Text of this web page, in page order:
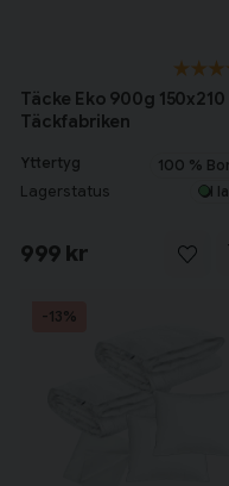
Täcke Eko 900g 150x210
Täckfabriken
Yttertyg 100 %
Lagerstatus I
999 kr
-13%